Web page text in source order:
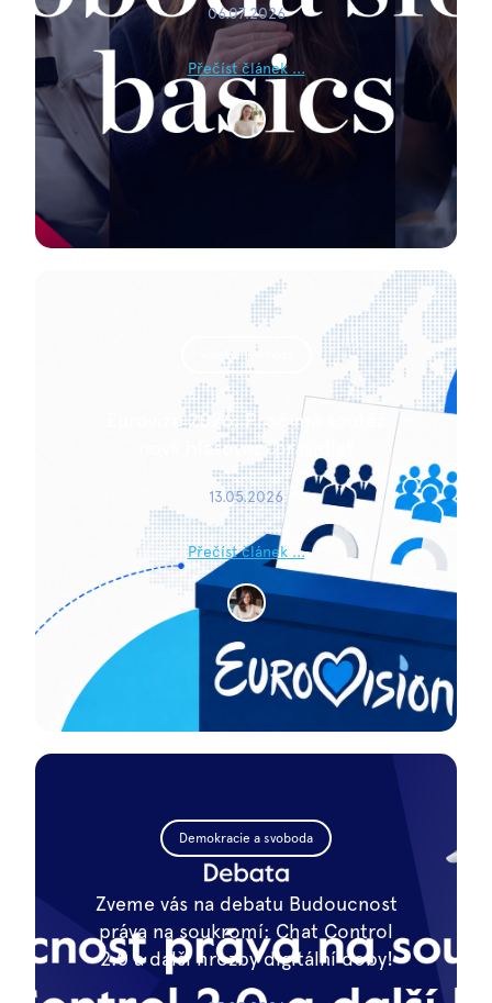
06.07.2026
Přečíst článek ...
Volební metody
Eurovize 2026: Proč má soutěž
nová hlasovací pravidla?
13.05.2026
Přečíst článek ...
Demokracie a svoboda
Zveme vás na debatu Budoucnost
práva na soukromí: Chat Control
2.0 a další hrozby digitální doby!